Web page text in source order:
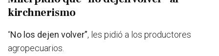
kirchnerismo
“No los dejen volver”, les pidió a los productores
agropecuarios.